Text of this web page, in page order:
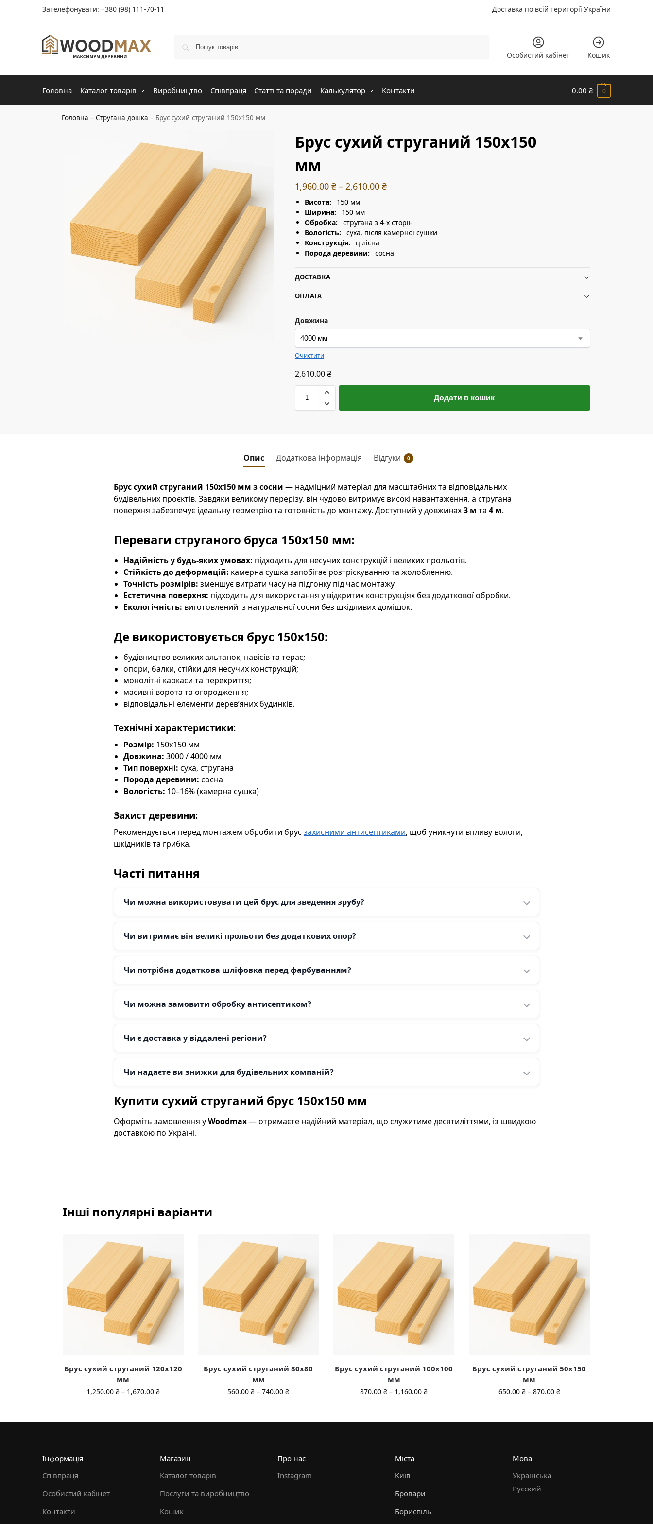
Зателефонувати: +380 (98) 111-70-11 Доставка по всій території України
Особистий кабінет Кошик
Головна Каталог товарів Виробництво Співпраця Статті та поради Калькулятор Контакти 0.00 ₴ 0
Головна –Стругана дошка – Брус сухий струганий 150х150 мм
Брус сухий струганий 150х150
мм
1,960.00 ₴ – 2,610.00 ₴
Висота: 150 мм
Ширина: 150 мм
Обробка: стругана з 4-х сторін
Вологість: суха, після камерної сушки
Конструкція: цілісна
Порода деревини: сосна
ДОСТАВКА
ОПЛАТА
Довжина
Очистити
2,610.00₴
Додати в кошик
Опис Додаткова інформація Відгуки 0
Брус сухий струганий 150х150 мм з сосни — надміцний матеріал для масштабних та відповідальних
будівельних проєктів. Завдяки великому перерізу, він чудово витримує високі навантаження, а стругана
поверхня забезпечує ідеальну геометрію та готовність до монтажу. Доступний у довжинах3 м та 4 м.
Переваги струганого бруса 150х150 мм:
Надійність у будь-яких умовах: підходить для несучих конструкцій і великих прольотів.
Стійкість до деформацій: камерна сушка запобігає розтріскуванню та жолобленню.
Точність розмірів: зменшує витрати часу на підгонку під час монтажу.
Естетична поверхня: підходить для використання у відкритих конструкціях без додаткової обробки.
Екологічність: виготовлений із натуральної сосни без шкідливих домішок.
Де використовується брус 150х150:
будівництво великих альтанок, навісів та терас;
опори, балки, стійки для несучих конструкцій;
монолітні каркаси та перекриття;
масивні ворота та огородження;
відповідальні елементи дерев’яних будинків.
Технічні характеристики:
Розмір: 150х150 мм
Довжина: 3000 / 4000 мм
Тип поверхні: суха, стругана
Порода деревини: сосна
Вологість: 10–16% (камерна сушка)
Захист деревини:
Рекомендується перед монтажем обробити брус захисними антисептиками, щоб уникнути впливу вологи,
шкідників та грибка.
Часті питання
Чи можна використовувати цей брус для зведення зрубу?
Чи витримає він великі прольоти без додаткових опор?
Чи потрібна додаткова шліфовка перед фарбуванням?
Чи можна замовити обробку антисептиком?
Чи є доставка у віддалені регіони?
Чи надаєте ви знижки для будівельних компаній?
Купити сухий струганий брус 150х150 мм
Оформіть замовлення уWoodmax— отримаєте надійний матеріал, що служитиме десятиліттями, із швидкою
доставкою по Україні.
Інші популярні варіанти
Брус сухий струганий 120х120
мм
1,250.00 ₴ – 1,670.00 ₴
Брус сухий струганий 80х80
мм
560.00₴ – 740.00₴
Брус сухий струганий 100х100
мм
870.00₴ – 1,160.00₴
Брус сухий струганий 50х150
мм
650.00 ₴ – 870.00 ₴
Інформація
Співпраця
Особистий кабінет
Контакти
Магазин
Каталог товарів
Послуги та виробництво
Кошик
Про нас
Instagram
Міста
Київ
Бровари
Бориспіль
Мова:
Українська
Русский